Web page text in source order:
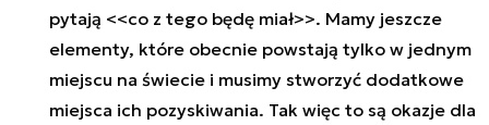
pytają <<co z tego będę miał>>. Mamy jeszcze
elementy, które obecnie powstają tylko w jednym
miejscu na świecie i musimy stworzyć dodatkowe
miejsca ich pozyskiwania. Tak więc to są okazje dla